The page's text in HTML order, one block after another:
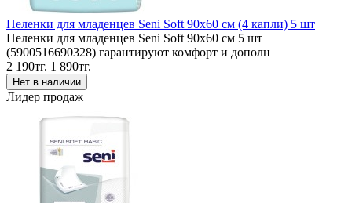
Пеленки для младенцев Seni Soft 90x60 см (4 капли) 5 шт
Пеленки для младенцев Seni Soft 90x60 см 5 шт
(5900516690328) гарантируют комфорт и дополн
2 190тг. 1 890тг.
Лидер продаж